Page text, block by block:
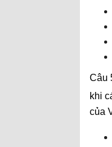
Câu
khi
của